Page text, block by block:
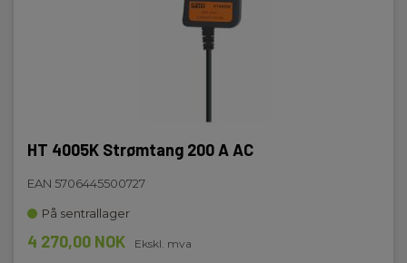
HT 4005K Strømtang 200 A AC
EAN 5706445500727
På sentrallager
4 270,00 NOK Ekskl. mva